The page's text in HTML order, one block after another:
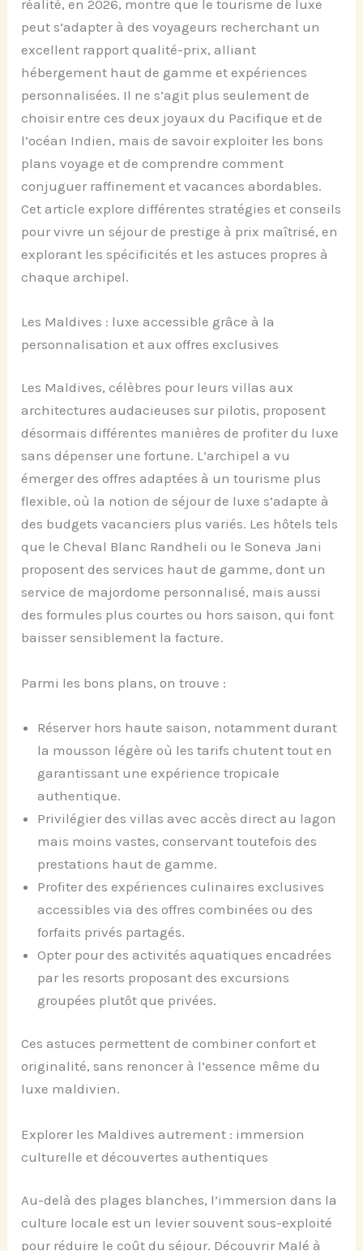
réalité, en 2026, montre que le tourisme de luxe
peut s’adapter à des voyageurs recherchant un
excellent rapport qualité-prix, alliant
hébergement haut de gamme et expériences
personnalisées. Il ne s’agit plus seulement de
choisir entre ces deux joyaux du Pacifique et de
l’océan Indien, mais de savoir exploiter les bons
plans voyage et de comprendre comment
conjuguer raffinement et vacances abordables.
Cet article explore différentes stratégies et conseils
pour vivre un séjour de prestige à prix maîtrisé, en
explorant les spécificités et les astuces propres à
chaque archipel.
Les Maldives : luxe accessible grâce à la
personnalisation et aux offres exclusives
Les Maldives, célèbres pour leurs villas aux
architectures audacieuses sur pilotis, proposent
désormais différentes manières de profiter du luxe
sans dépenser une fortune. L’archipel a vu
émerger des offres adaptées à un tourisme plus
flexible, où la notion de séjour de luxe s’adapte à
des budgets vacanciers plus variés. Les hôtels tels
que le Cheval Blanc Randheli ou le Soneva Jani
proposent des services haut de gamme, dont un
service de majordome personnalisé, mais aussi
des formules plus courtes ou hors saison, qui font
baisser sensiblement la facture.
Parmi les bons plans, on trouve :
Réserver hors haute saison, notamment durant
la mousson légère où les tarifs chutent tout en
garantissant une expérience tropicale
authentique.
Privilégier des villas avec accès direct au lagon
mais moins vastes, conservant toutefois des
prestations haut de gamme.
Profiter des expériences culinaires exclusives
accessibles via des offres combinées ou des
forfaits privés partagés.
Opter pour des activités aquatiques encadrées
par les resorts proposant des excursions
groupées plutôt que privées.
Ces astuces permettent de combiner confort et
originalité, sans renoncer à l’essence même du
luxe maldivien.
Explorer les Maldives autrement : immersion
culturelle et découvertes authentiques
Au-delà des plages blanches, l’immersion dans la
culture locale est un levier souvent sous-exploité
pour réduire le coût du séjour. Découvrir Malé à